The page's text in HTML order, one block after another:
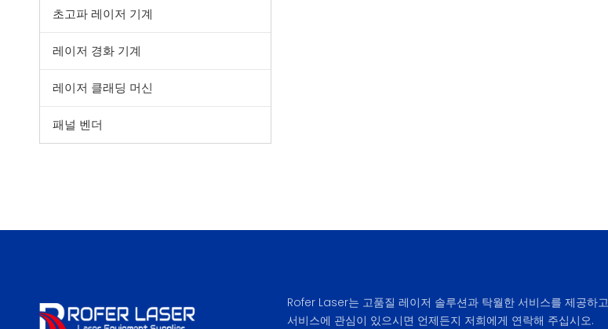
초고파 레이저 기계
레이저 경화 기계
레이저 클래딩 머신
패널 벤더
Rofer Laser는 고품질 레이저 솔루션과 탁월한 서비스를 제공하
서비스에 관심이 있으시면 언제든지 저희에게 연락해 주십시오.